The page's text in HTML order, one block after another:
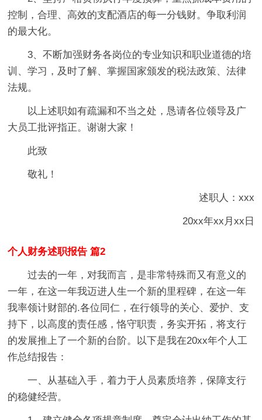
控制，合理、高效的支配酒店的每一分钱财。争取利润
的最大化。
3、不断加强财务各岗位的专业知识和职业道德的培
训、学习，及时了解、掌握国家颁发的税法政策、法律
法规。
以上述职如有疏漏和不当之处，恳请各位领导及广
大员工批评指正。谢谢大家！
此致
敬礼！
述职人：xxx
20xx年xx月xx日
个人财务述职报告 篇2
过去的一年，对我而言，是非常特殊而又有意义的
一年，在这一年我迈进人生一个新的里程碑，在这一年
我率领计财部的.各位同仁，在行领导的关心、爱护、支
持下，以高度的责任感，恪守职责，务实开拓，将支行
的发展推上了一个新的台阶。以下是我在20xx年个人工
作总结报告：
一、从基础入手，着力于人员素质培养，保障支行
的稳健经营。